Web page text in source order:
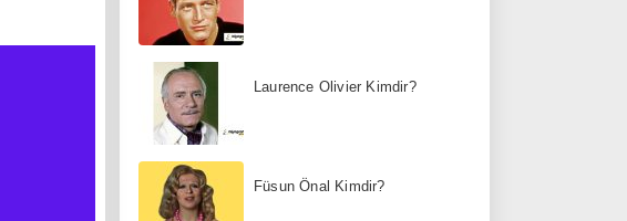
Laurence Olivier Kimdir?
Füsun Önal Kimdir?